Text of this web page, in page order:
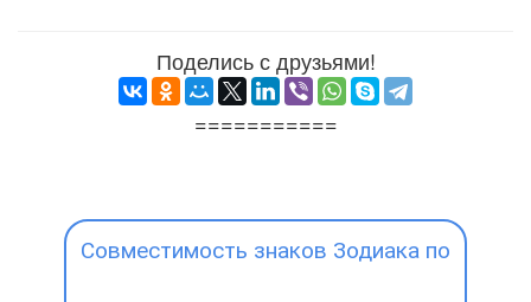
Поделись с друзьями!
===========
Совместимость знаков Зодиака по